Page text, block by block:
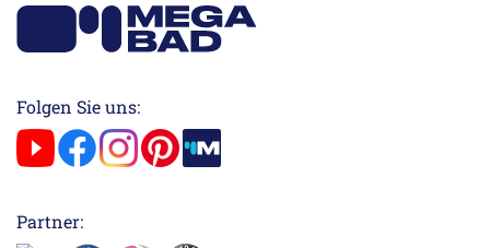
Folgen Sie uns:
Partner: